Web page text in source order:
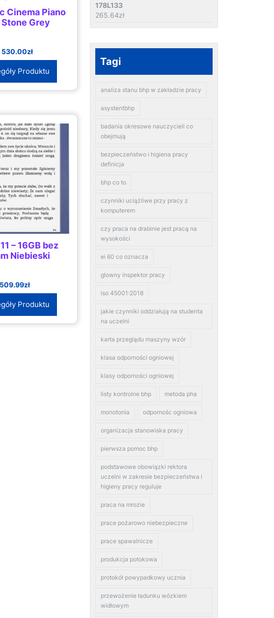
Cinema Piano
Grey
530.00zł
Produktu
– 16GB bez
Niebieski
509.99zł
Produktu
178L133
265.64zł
Tagi
analiza stanu bhp w zakładzie pracy
asystentbhp
badania okresowe nauczycieli co
obejmują
bezpieczeństwo i higiena pracy
definicja
bhp co to
czynniki uciążliwe przy pracy z
komputerem
czy praca na drabinie jest pracą na
wysokości
ei 60 co oznacza
glowny inspektor pracy
iso 45001:2018
jakie czynniki oddziałują na studenta
na uczelni
karta przeglądu maszyny wzór
klasa odporności ogniowej
klasy odporności ogniowej
listy kontrolne bhp metoda pha
monotonia odpornośc ogniowa
organizacja stanowiska pracy
pierwsza pomoc bhp
podstawowe obowiązki rektora
uczelni w zakresie bezpieczeństwa i
higieny pracy reguluje
praca na mrozie
prace pożarowo niebezpieczne
prace spawalnicze
produkcja potokowa
protokół powypadkowy ucznia
przewożenie ładunku wózkiem
widłowym